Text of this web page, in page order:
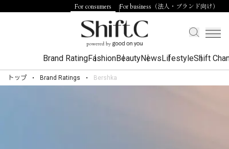
For consumers For business（法人・ブランド向け）
Brand RatingFashionBeautyNewsLifestyleShift
トップ Brand Ratings Bershka